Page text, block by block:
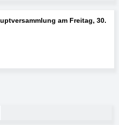
am Freitag, 30.